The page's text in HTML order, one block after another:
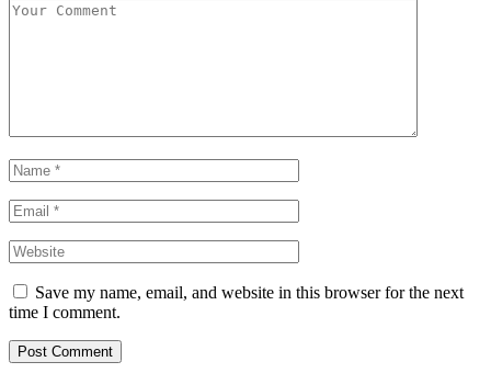
Save my name, email, and website in this browser for the next
time I comment.